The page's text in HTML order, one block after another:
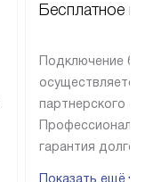
Бесплатное
Подключение
партнерского
гарантия
Показать ещё